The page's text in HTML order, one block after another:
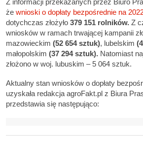
że wnioski o dopłaty bezpośrednie na
dotychczas złożyło 379 151 rolników. Z
wniosków w ramach trwającej kampanii
mazowieckim (52 654 sztuk), lubelskim
małopolskim (37 294 sztuk). Natomiast
złożono w woj. lubuskim – 5 064 sztuk.
Aktualny stan wniosków o dopłaty
uzyskała redakcja agroFakt.pl z Biura
przedstawia się następująco: